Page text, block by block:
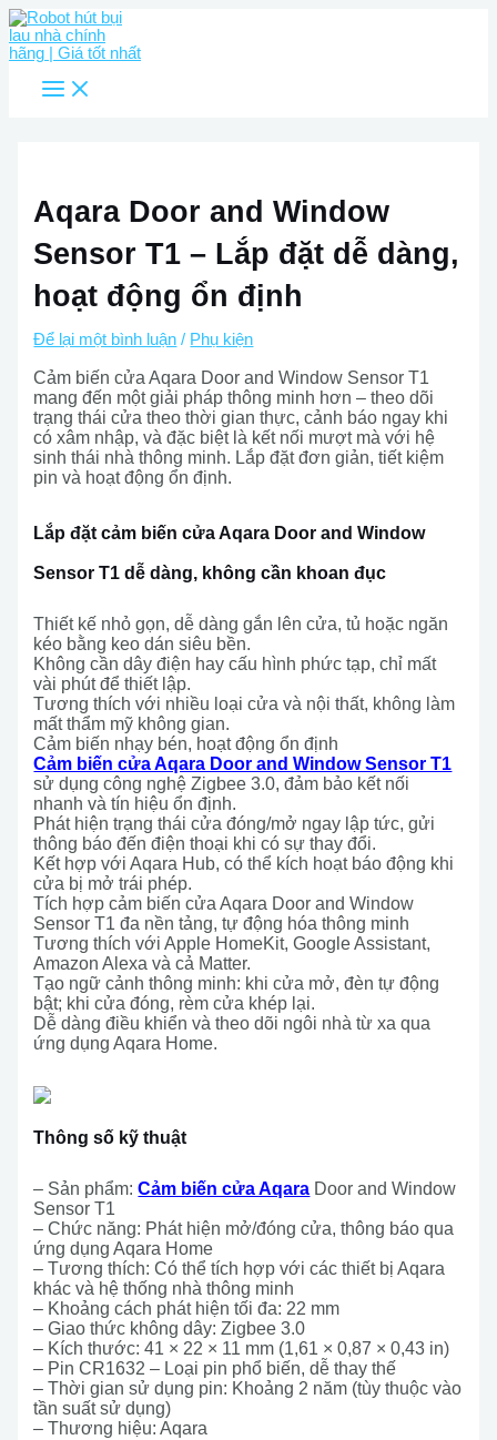
Nhảy
tới
nội
dung
Menu
Aqara Door and Window
Sensor T1 – Lắp đặt dễ dàng,
hoạt động ổn định
Để lại một bình luận / Phụ kiện
Cảm biến cửa Aqara Door and Window Sensor T1
mang đến một giải pháp thông minh hơn – theo dõi
trạng thái cửa theo thời gian thực, cảnh báo ngay khi
có xâm nhập, và đặc biệt là kết nối mượt mà với hệ
sinh thái nhà thông minh. Lắp đặt đơn giản, tiết kiệm
pin và hoạt động ổn định.
Lắp đặt cảm biến cửa Aqara Door and Window
Sensor T1 dễ dàng, không cần khoan đục
Thiết kế nhỏ gọn, dễ dàng gắn lên cửa, tủ hoặc ngăn
kéo bằng keo dán siêu bền.
Không cần dây điện hay cấu hình phức tạp, chỉ mất
vài phút để thiết lập.
Tương thích với nhiều loại cửa và nội thất, không làm
mất thẩm mỹ không gian.
Cảm biến nhạy bén, hoạt động ổn định
Cảm biến cửa Aqara Door and Window Sensor T1
sử dụng công nghệ Zigbee 3.0, đảm bảo kết nối
nhanh và tín hiệu ổn định.
Phát hiện trạng thái cửa đóng/mở ngay lập tức, gửi
thông báo đến điện thoại khi có sự thay đổi.
Kết hợp với Aqara Hub, có thể kích hoạt báo động khi
cửa bị mở trái phép.
Tích hợp cảm biến cửa Aqara Door and Window
Sensor T1 đa nền tảng, tự động hóa thông minh
Tương thích với Apple HomeKit, Google Assistant,
Amazon Alexa và cả Matter.
Tạo ngữ cảnh thông minh: khi cửa mở, đèn tự động
bật; khi cửa đóng, rèm cửa khép lại.
Dễ dàng điều khiển và theo dõi ngôi nhà từ xa qua
ứng dụng Aqara Home.
Thông số kỹ thuật
– Sản phẩm:Cảm biến cửa Aqara Door and Window
Sensor T1
– Chức năng: Phát hiện mở/đóng cửa, thông báo qua
ứng dụng Aqara Home
– Tương thích: Có thể tích hợp với các thiết bị Aqara
khác và hệ thống nhà thông minh
– Khoảng cách phát hiện tối đa: 22 mm
– Giao thức không dây: Zigbee 3.0
– Kích thước: 41 × 22 × 11 mm (1,61 × 0,87 × 0,43 in)
– Pin CR1632 – Loại pin phổ biến, dễ thay thế
– Thời gian sử dụng pin: Khoảng 2 năm (tùy thuộc vào
tần suất sử dụng)
– Thương hiệu: Aqara